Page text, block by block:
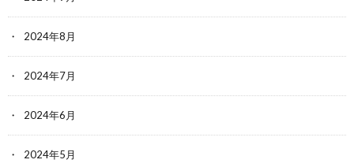
2024年8月
2024年7月
2024年6月
2024年5月